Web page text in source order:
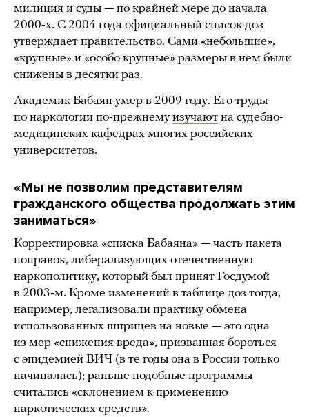
милиция и суды — по крайней мере до начала
2000-х. С 2004 года официальный список доз
утверждает правительство. Сами «небольшие»,
«крупные» и «особо крупные» размеры в нем были
снижены в десятки раз.
Академик Бабаян умер в 2009 году. Его труды
по наркологии по-прежнемуизучают на судебно-
медицинских кафедрах многих российских
университетов.
«Мы не позволим представителям
гражданского общества продолжать этим
заниматься»
Корректировка «списка Бабаяна» — часть пакета
поправок, либерализующих отечественную
наркополитику, который был принят Госдумой
в 2003-м. Кроме изменений в таблице доз тогда,
например, легализовали практику обмена
использованных шприцев на новые — это одна
из мер «снижения вреда», призванная бороться
с эпидемией ВИЧ (в те годы она в России только
начиналась); раньше подобные программы
считались «склонением к применению
наркотических средств».